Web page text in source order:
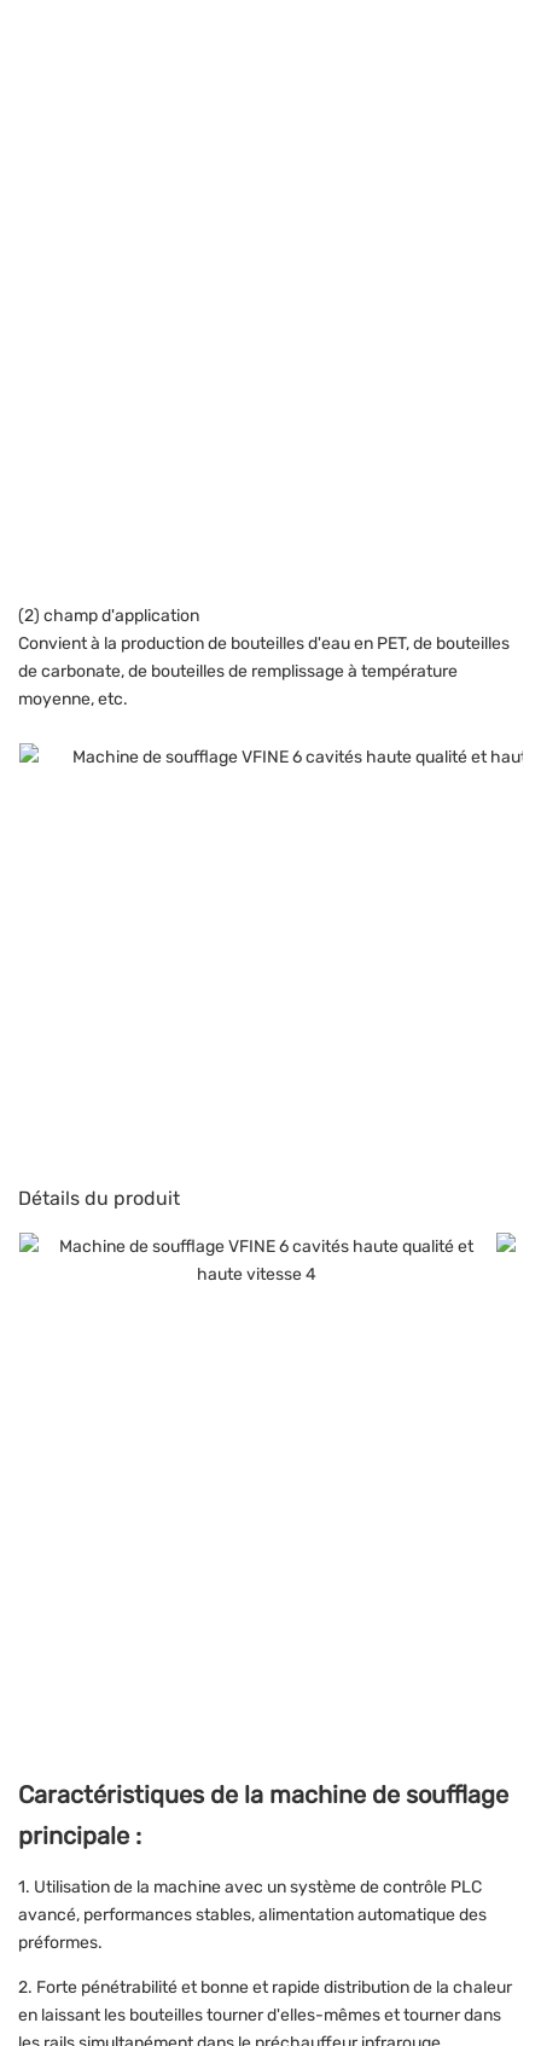
(2) champ d'application
Convient à la production de bouteilles d'eau en PET, de bouteilles
de carbonate, de bouteilles de remplissage à température
moyenne, etc.
Détails du produit
Caractéristiques de la machine de soufflage
principale :
1. Utilisation de la machine avec un système de contrôle PLC
avancé, performances stables, alimentation automatique des
préformes.
2. Forte pénétrabilité et bonne et rapide distribution de la chaleur
en laissant les bouteilles tourner d'elles-mêmes et tourner dans